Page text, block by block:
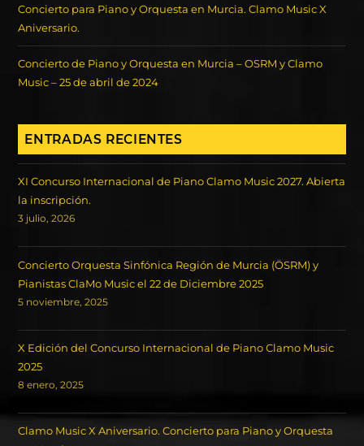
Concierto para Piano y Orquesta en Murcia. Clamo Music X
Aniversario.
Concierto de Piano y Orquesta en Murcia – OSRM y Clamo
Music – 25 de abril de 2024
ENTRADAS RECIENTES
XI Concurso Internacional de Piano Clamo Music 2027. Abierta
la inscripción.
3 julio, 2026
Concierto Orquesta Sinfónica Región de Murcia (ÖSRM) y
Pianistas ClaMo Music el 22 de Diciembre 2025
5 noviembre, 2025
X Edición del Concurso Internacional de Piano Clamo Music
2025
8 enero, 2025
Clamo Music X Aniversario. Concierto para Piano y Orquesta